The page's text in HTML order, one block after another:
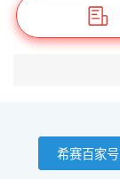
希赛百家号